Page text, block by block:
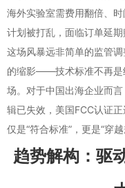
海外实验室需费用翻倍、
计划被打乱，面临订单延
这场风暴远非简单的监管
的缩影——技术标准不再是
场。对于中国出海企业而
辑已失效，美国FCC认证
仅是“符合标准”，更是“穿越
趋势解构：驱